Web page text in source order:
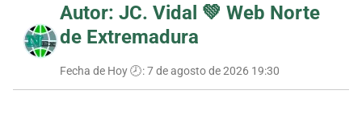
Autor: JC. Vidal 💚 Web Norte
de Extremadura
Fecha de Hoy 🕗:7 de agosto de 2026 19:30